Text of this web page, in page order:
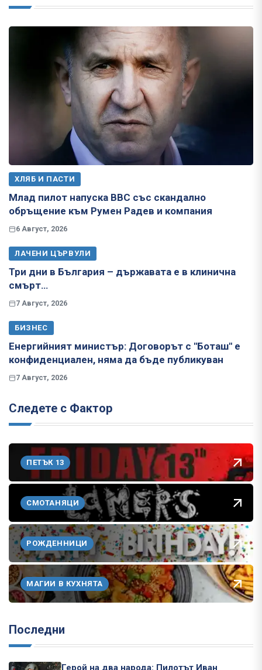
ХЛЯБ И ПАСТИ
Млад пилот напуска ВВС със скандално
обръщение към Румен Радев и компания
6 Август, 2026
ЛАЧЕНИ ЦЪРВУЛИ
Три дни в България – държавата е в клинична
смърт…
7 Август, 2026
БИЗНЕС
Енергийният министър: Договорът с "Боташ" е
конфиденциален, няма да бъде публикуван
7 Август, 2026
Следете с Фактор
ПЕТЪК 13
СМОТАНЯЦИ
РОЖДЕННИЦИ
МАГИИ В КУХНЯТА
Последни
Герой на два народа: Пилотът Иван